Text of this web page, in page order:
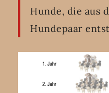
Hunde, die aus
Hundepaar